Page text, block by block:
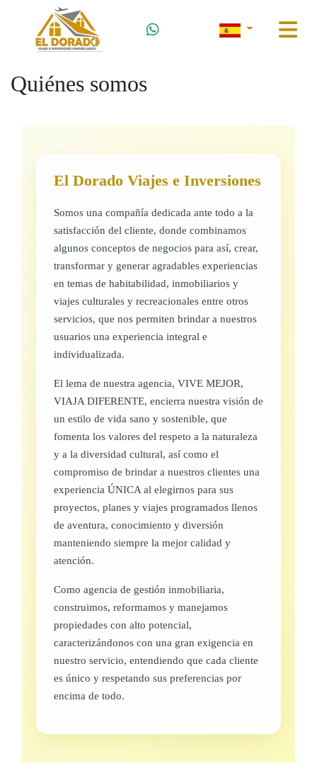
Quiénes somos
El Dorado Viajes e Inversiones
Somos una compañía dedicada ante todo a la
satisfacción del cliente, donde combinamos
algunos conceptos de negocios para así, crear,
transformar y generar agradables experiencias
en temas de habitabilidad, inmobiliarios y
viajes culturales y recreacionales entre otros
servicios, que nos permiten brindar a nuestros
usuarios una experiencia integral e
individualizada.
El lema de nuestra agencia, VIVE MEJOR,
VIAJA DIFERENTE, encierra nuestra visión de
un estilo de vida sano y sostenible, que
fomenta los valores del respeto a la naturaleza
y a la diversidad cultural, así como el
compromiso de brindar a nuestros clientes una
experiencia ÚNICA al elegirnos para sus
proyectos, planes y viajes programados llenos
de aventura, conocimiento y diversión
manteniendo siempre la mejor calidad y
atención.
Como agencia de gestión inmobiliaria,
construimos, reformamos y manejamos
propiedades con alto potencial,
caracterizándonos con una gran exigencia en
nuestro servicio, entendiendo que cada cliente
es único y respetando sus preferencias por
encima de todo.